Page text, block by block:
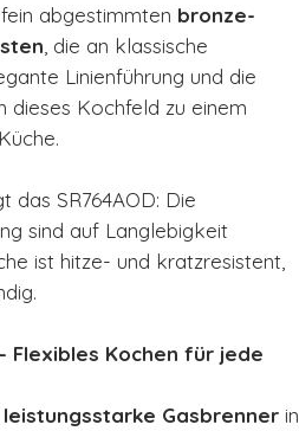
abgestimmten bronze-
, die an klassische
Linienführung und die
dieses Kochfeld zu einem
das SR764AOD: Die
sind auf Langlebigkeit
ist hitze- und kratzresistent,
Flexibles Kochen für jede
Gasbrenner in